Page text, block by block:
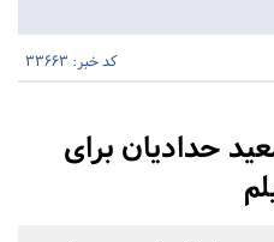
کد خبر: 33663
حدادیان برای